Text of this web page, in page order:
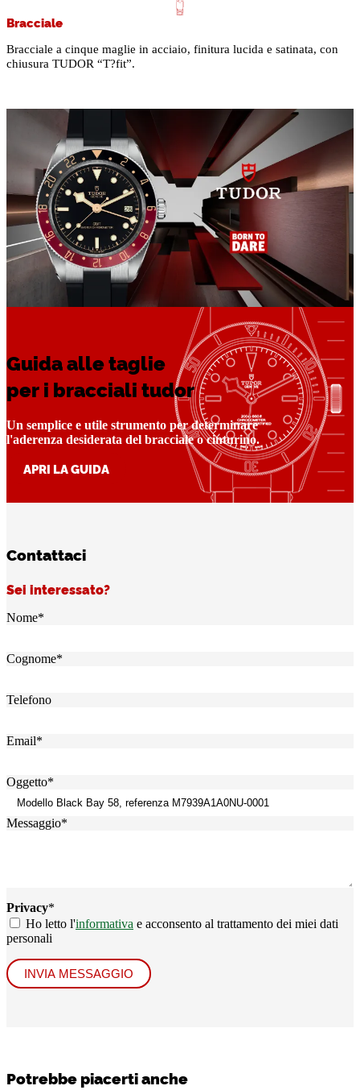
Bracciale
Bracciale a cinque maglie in acciaio, finitura lucida e satinata, con
chiusura TUDOR “T?fit”.
Guida alle taglie
per i bracciali tudor
Un semplice e utile strumento per determinare
l'aderenza desiderata del bracciale o cinturino.
APRI LA GUIDA
Contattaci
Sei interessato?
Nome*
Cognome*
Telefono
Email*
Oggetto*
Messaggio*
Privacy*
Ho letto l'informativa e acconsento al trattamento dei miei dati
personali
INVIA MESSAGGIO
Potrebbe piacerti anche